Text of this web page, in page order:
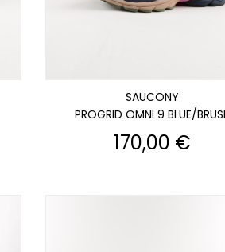
SAUCONY
PROGRID OMNI 9 BLUE/
Prix
170,00 €